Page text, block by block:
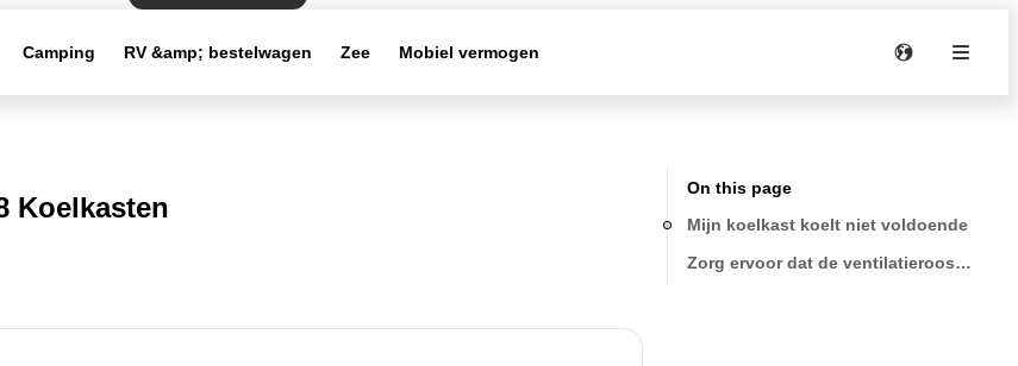
Camping RV &amp; bestelwagen Zee Mobiel vermogen
Koelkasten
On this page
Mijn koelkast koelt niet voldoende
Zorg ervoor dat de ventilatieroosters